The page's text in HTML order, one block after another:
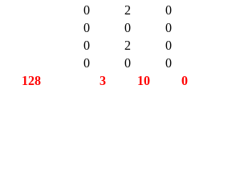
0 2
0
0 0
0
0 2
0
0 0
0
128 3 10 0